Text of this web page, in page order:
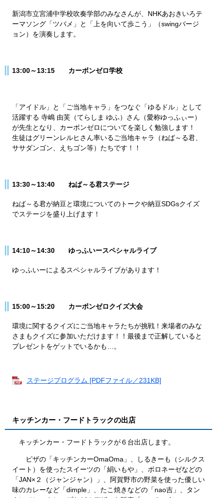
新潟市立宮浦中学校吹奏学部のみなさんが、NHKあおきいろテ
ーマソング「ツバメ」と「上を向いて歩こう」（swingバージ
ョン）を演奏します。
13:00～13:15 カーボンゼロ学校
「アイドル」と「ご当地キャラ」をつなぐ「ゆるドル」として
活躍する 寺嶋 由芙（てらしま ゆふ）さん（愛称ゆっふぃー）
が先生となり、カーボンゼロについてを楽しく勉強します！
生徒はグリーンレルヒさん率いるご当地キャラ（ねば～る君、
ササダンゴン、えちゴン等）たちです！！
13:30～13:40 ねば～る君ステージ
ねば～る君が納豆と環境についてのトークや納豆SDGsクイズ
でステージを盛り上げます！
14:10～14:30 ゆっふいースペシャルライブ
ゆっふいーによるスペシャルライブがあります！
15:00～15:20 カーボンゼロクイズ大会
環境に関するクイズにご当地キャラたちが挑戦！来場者のみな
さまもクイズに参加いただけます！！最後まで正解していると
プレゼントをゲットでいるかも…。
ステージプログラム [PDFファイル／231KB]
キッチンカー・フードトラックの出店
キッチンカー・フードトラックが６台出店します。
ピザの「キッチンカーOmaOma」、しるきーも（シルクス
イート）を使ったスイーツの「絹いもや」、ボロネーゼなどの
「JAN×２（ジャンジャン）」、阿賀野市の野菜を使った優しい
味のカレーなど「dimple」、たこ焼きなどの「nao吉」、タン